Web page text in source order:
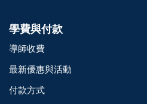
學費與付款
導師收費
最新優惠與活動
付款方式